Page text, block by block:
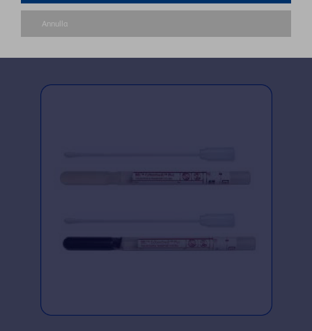
Annulla
INFORMAZIONI PRODOTTO